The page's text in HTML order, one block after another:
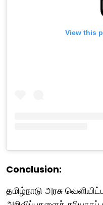
View this
Conclusion:
தமிழ்நாடு அரசு